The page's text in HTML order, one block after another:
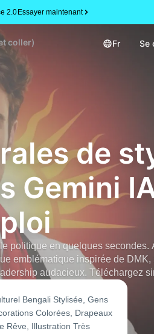
2.0Essayer maintenant
Fr Se
coller)
de
Gemini
politique en quelques secondes.
emblématique inspirée de DMK,
audacieux. Téléchargez
pour le viral pour Instagram,
n'est requise.